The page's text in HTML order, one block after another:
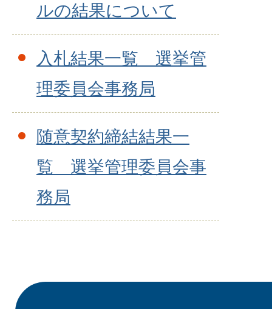
ルの結果について
入札結果一覧 選挙管
理委員会事務局
随意契約締結結果一
覧 選挙管理委員会事
務局